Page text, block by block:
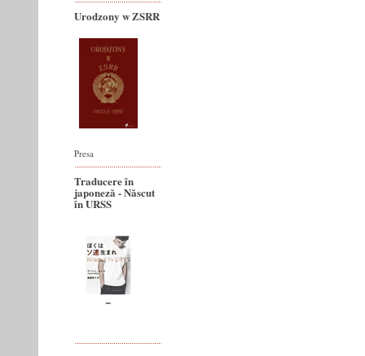
Urodzony w ZSRR
Presa
Traducere în
japoneză - Născut
în URSS